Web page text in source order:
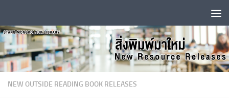
NEW OUTSIDE READING BOOK RELEASES